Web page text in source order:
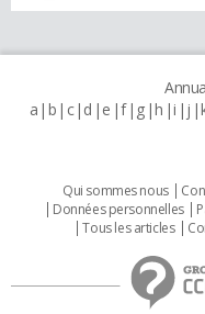
a b c d e f g h i j
Qui sommes nous
Données personnelles
Tous les articles